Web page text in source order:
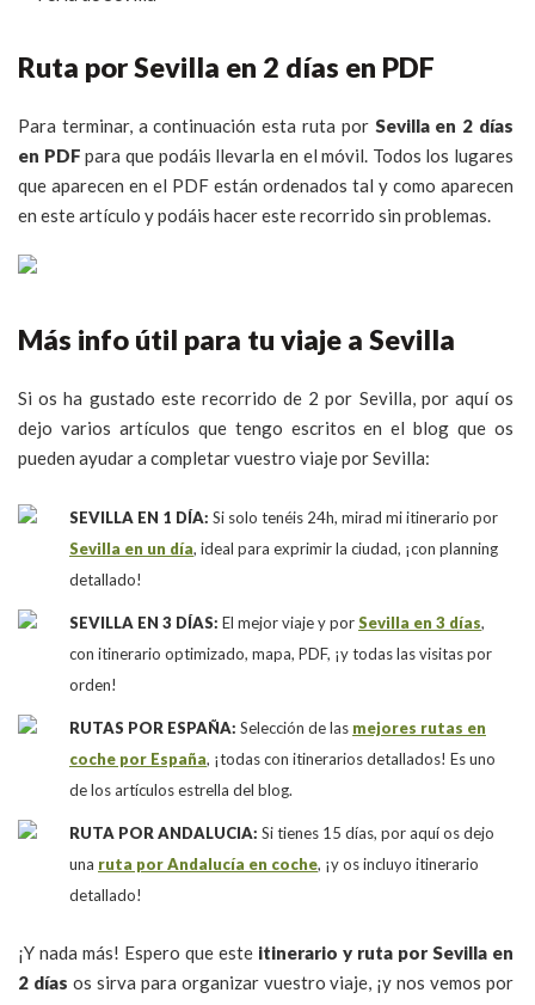
Ruta por Sevilla en 2 días en PDF
Para terminar, a continuación esta ruta por Sevilla en 2 días
en PDF para que podáis llevarla en el móvil. Todos los lugares
que aparecen en el PDF están ordenados tal y como aparecen
en este artículo y podáis hacer este recorrido sin problemas.
Más info útil para tu viaje a Sevilla
Si os ha gustado este recorrido de 2 por Sevilla, por aquí os
dejo varios artículos que tengo escritos en el blog que os
pueden ayudar a completar vuestro viaje por Sevilla:
SEVILLA EN 1 DÍA: Si solo tenéis 24h, mirad mi itinerario por
Sevilla en un día, ideal para exprimir la ciudad, ¡con planning
detallado!
SEVILLA EN 3 DÍAS: El mejor viaje y porSevilla en 3 días,
con itinerario optimizado, mapa, PDF, ¡y todas las visitas por
orden!
RUTAS POR ESPAÑA: Selección de las mejores rutas en
coche por España, ¡todas con itinerarios detallados! Es uno
de los artículos estrella del blog.
RUTA POR ANDALUCIA: Si tienes 15 días, por aquí os dejo
una ruta por Andalucía en coche, ¡y os incluyo itinerario
detallado!
¡Y nada más! Espero que este itinerario y ruta por Sevilla en
2 días os sirva para organizar vuestro viaje, ¡y nos vemos por